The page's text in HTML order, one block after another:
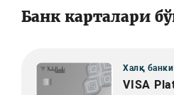
Банк карталари
Халқ банки
VISA